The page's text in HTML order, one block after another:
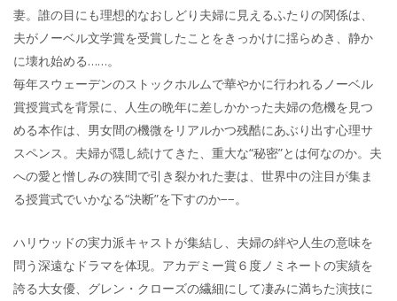
妻。誰の目にも理想的なおしどり夫婦に見えるふたりの関係は、
夫がノーベル文学賞を受賞したことをきっかけに揺らめき、静か
に壊れ始める……。
毎年スウェーデンのストックホルムで華やかに行われるノーベル
賞授賞式を背景に、人生の晩年に差しかかった夫婦の危機を見つ
める本作は、男女間の機微をリアルかつ残酷にあぶり出す心理サ
スペンス。夫婦が隠し続けてきた、重大な“秘密”とは何なのか。夫
への愛と憎しみの狭間で引き裂かれた妻は、世界中の注目が集ま
る授賞式でいかなる“決断”を下すのか−−。
ハリウッドの実力派キャストが集結し、夫婦の絆や人生の意味を
問う深遠なドラマを体現。アカデミー賞６度ノミネートの実績を
誇る大女優、グレン・クローズの繊細にして凄みに満ちた演技に